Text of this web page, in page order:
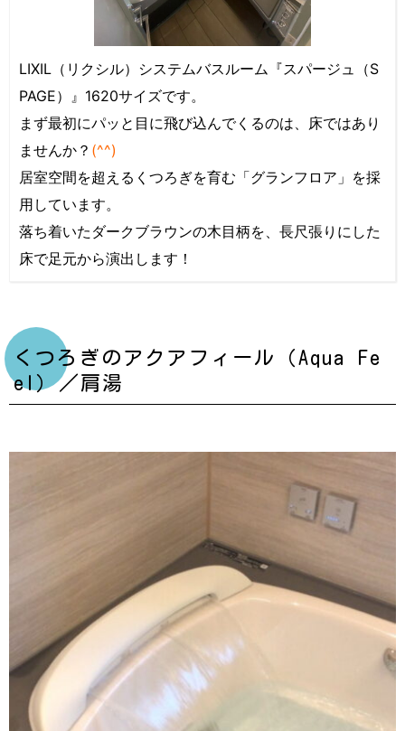
LIXIL（リクシル）システムバスルーム『スパージュ（S
PAGE）』1620サイズです。
まず最初にパッと目に飛び込んでくるのは、床ではあり
ませんか？ (^^)
居室空間を超えるくつろぎを育む「グランフロア」を採
用しています。
落ち着いたダークブラウンの木目柄を、長尺張りにした
床で足元から演出します！
くつろぎのアクアフィール（Aqua Fe
el）／肩湯